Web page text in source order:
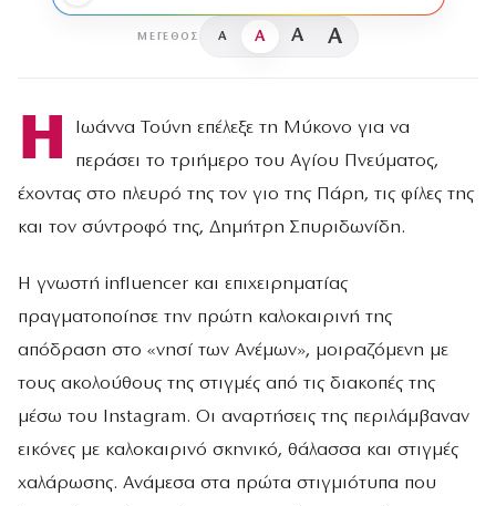
ΜΈΓΕΘΟΣ A A A A
Η
Ιωάννα Τούνη επέλεξε τη Μύκονο για να
περάσει το τριήμερο του Αγίου Πνεύματος,
έχοντας στο πλευρό της τον γιο της Πάρη, τις φίλες της
και τον σύντροφό της, Δημήτρη Σπυριδωνίδη.
Η γνωστή influencer και επιχειρηματίας
πραγματοποίησε την πρώτη καλοκαιρινή της
απόδραση στο «νησί των Ανέμων», μοιραζόμενη με
τους ακολούθους της στιγμές από τις διακοπές της
μέσω του Instagram. Οι αναρτήσεις της περιλάμβαναν
εικόνες με καλοκαιρινό σκηνικό, θάλασσα και στιγμές
χαλάρωσης. Ανάμεσα στα πρώτα στιγμιότυπα που